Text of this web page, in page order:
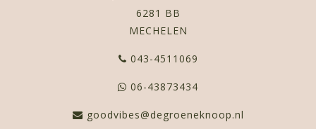
6281 BB
MECHELEN
043-4511069
06-43873434
goodvibes@degroeneknoop.nl